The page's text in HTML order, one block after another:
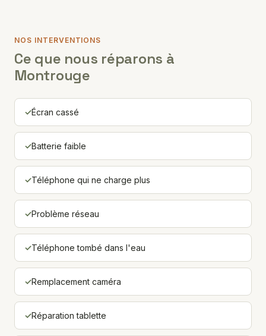
NOS INTERVENTIONS
Ce que nous réparons à
Montrouge
Écran cassé
Batterie faible
Téléphone qui ne charge plus
Problème réseau
Téléphone tombé dans l'eau
Remplacement caméra
Réparation tablette